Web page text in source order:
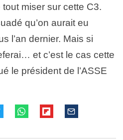
miser sur cette C3.
qu’on aurait eu
l’an dernier. Mais si
et c’est le cas cette
le président de l’ASSE